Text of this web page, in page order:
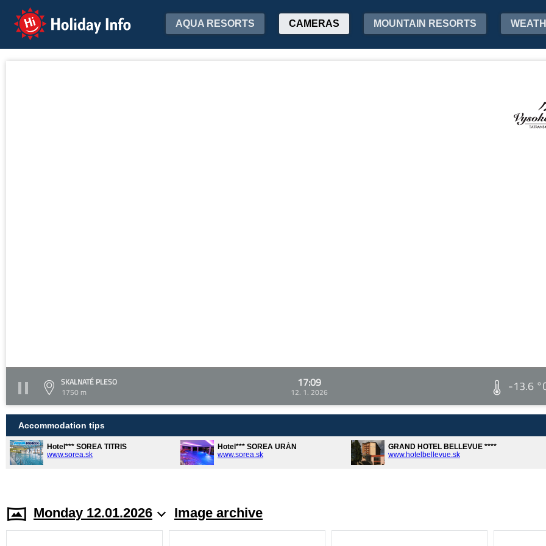
Holiday Info AQUA RESORTS CAMERAS MOUNTAIN RESORTS
SKALNATÉ PLESO
1750 m
17:09
12. 1. 2026 -13.6
Accommodation tips
Hotel*** SOREA TITRIS
www.sorea.sk
Hotel*** SOREA URÁN
www.sorea.sk
GRAND HOTEL BELLEVUE ****
www.hotelbellevue.sk
Monday 12.01.2026 Image archive